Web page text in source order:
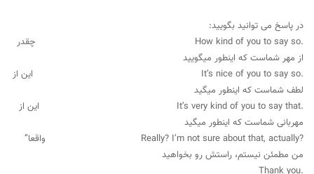
در پاسخ می توانید بگویید:
.How kind of you to say so چقدر
از مهر شماست که اینطور میگویید
.It’s nice of you to say so این از
لطف شماست که اینطور میگید
.It’s very kind of you to say that این از
مهربانی شماست که اینطور میگید
?Really? I’m not sure about that, actually واقعا”
من مطمئن نیستم، راستش رو بخواهید